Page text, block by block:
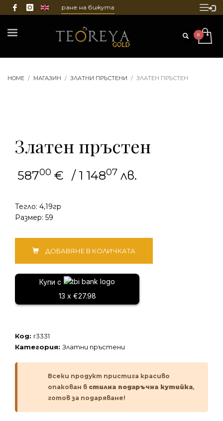
и гравиране на бижута
HOME МАГАЗИН ЗЛАТНИ ПРЪСТЕНИ ЗЛАТЕН ПРЪСТЕН
Златен пръстен
58700 € / 1 14807 лв.
Тегло: 4,19гр
Размер: 59
Златен
пръстен
ДОБАВЯНЕ В КОЛИЧКАТА
Купи с
13 x €27.98
Код: r3331
Категория: Златни пръстени
Всеки продукт пристига красиво
опакован в стилна подаръчна кутийка,
готов за подаряване!